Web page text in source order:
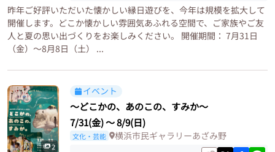
昨年ご好評いただいた懐かしい縁日遊びを、今年は規模を拡大して
開催します。どこか懐かしい雰囲気あふれる空間で、ご家族やご友
人と夏の思い出づくりをお楽しみください。 開催期間： 7月31日
（金）～8月8日（土） ...
2
イベント
〜どこかの、あのこの、すみか〜
7/31(金)〜8/9(日)
文化・芸能 横浜市民ギャラリーあざみ野